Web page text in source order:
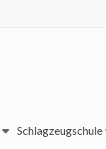
Schlagzeugschule